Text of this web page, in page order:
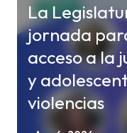
CHACO
La
jornada
acceso a la
y
violencias